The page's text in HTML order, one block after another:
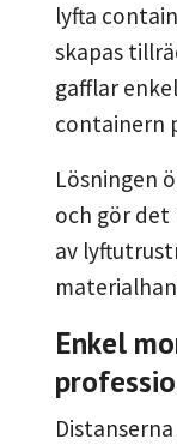
lyfta
skapas
gafflar
containern
Lösningen
och gör
av
Enkel